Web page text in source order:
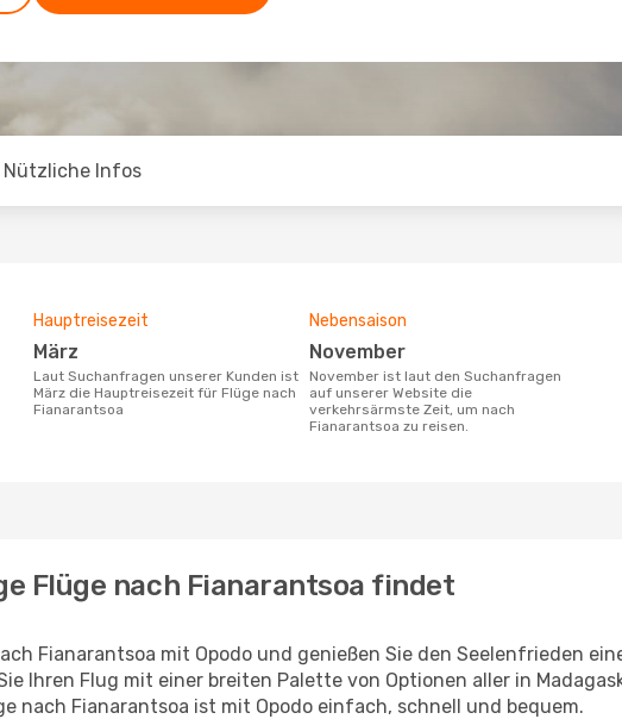
Nützliche Infos
Hauptreisezeit
März
Laut Suchanfragen unserer Kunden ist
März die Hauptreisezeit für Flüge nach
Fianarantsoa
Nebensaison
November
November ist laut den Suchanfragen
auf unserer Website die
verkehrsärmste Zeit, um nach
Fianarantsoa zu reisen.
Flüge nach Fianarantsoa findet
Fianarantsoa mit Opodo und genießen Sie den Seelenfrieden
Ihren Flug mit einer breiten Palette von Optionen aller in
nach Fianarantsoa ist mit Opodo einfach, schnell und bequem.